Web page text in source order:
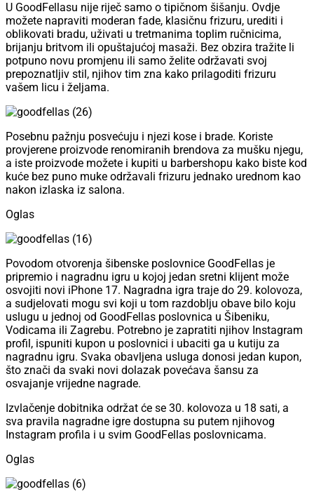
U GoodFellasu nije riječ samo o tipičnom šišanju. Ovdje
možete napraviti moderan fade, klasičnu frizuru, urediti i
oblikovati bradu, uživati u tretmanima toplim ručnicima,
brijanju britvom ili opuštajućoj masaži. Bez obzira tražite li
potpuno novu promjenu ili samo želite održavati svoj
prepoznatljiv stil, njihov tim zna kako prilagoditi frizuru
vašem licu i željama.
Posebnu pažnju posvećuju i njezi kose i brade. Koriste
provjerene proizvode renomiranih brendova za mušku njegu,
a iste proizvode možete i kupiti u barbershopu kako biste kod
kuće bez puno muke održavali frizuru jednako urednom kao
nakon izlaska iz salona.
Oglas
Povodom otvorenja šibenske poslovnice GoodFellas je
pripremio i nagradnu igru u kojoj jedan sretni klijent može
osvojiti novi iPhone 17. Nagradna igra traje do 29. kolovoza,
a sudjelovati mogu svi koji u tom razdoblju obave bilo koju
uslugu u jednoj od GoodFellas poslovnica u Šibeniku,
Vodicama ili Zagrebu. Potrebno je zapratiti njihov Instagram
profil, ispuniti kupon u poslovnici i ubaciti ga u kutiju za
nagradnu igru. Svaka obavljena usluga donosi jedan kupon,
što znači da svaki novi dolazak povećava šansu za
osvajanje vrijedne nagrade.
Izvlačenje dobitnika održat će se 30. kolovoza u 18 sati, a
sva pravila nagradne igre dostupna su putem njihovog
Instagram profila i u svim GoodFellas poslovnicama.
Oglas